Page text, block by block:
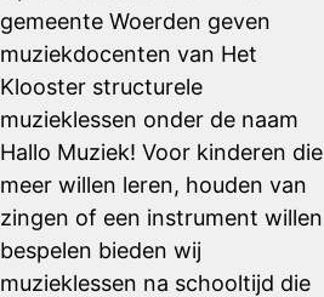
gemeente Woerden geven
muziekdocenten van Het
Klooster structurele
muzieklessen onder de naam
Hallo Muziek! Voor kinderen die
meer willen leren, houden van
zingen of een instrument willen
bespelen bieden wij
muzieklessen na schooltijd die